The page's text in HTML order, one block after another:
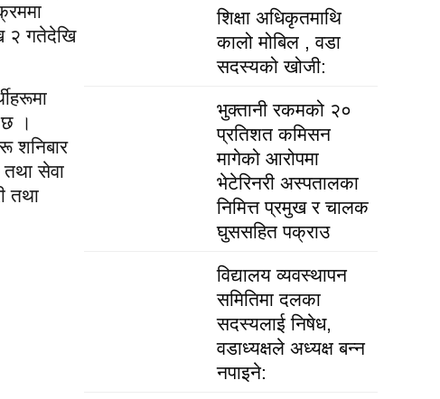
२ गतेदेखि
छ ।
शनिबार
सेवा
तथा
शिक्षा अधिकृतमाथि
कालो मोबिल , वडा
सदस्यको खोजी:
भुक्तानी रकमको २०
प्रतिशत कमिसन
मागेको आरोपमा
भेटेरिनरी अस्पतालका
निमित्त प्रमुख र चालक
घुससहित पक्राउ
विद्यालय व्यवस्थापन
समितिमा दलका
सदस्यलाई निषेध,
वडाध्यक्षले अध्यक्ष बन्न
नपाइने: